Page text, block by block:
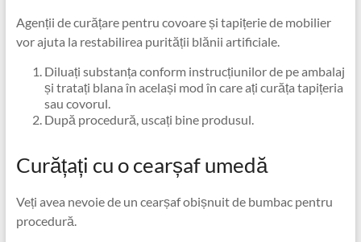
Agenții de curățare pentru covoare și tapițerie de mobilier
vor ajuta la restabilirea purității blănii artificiale.
Diluați substanța conform instrucțiunilor de pe ambalaj
și tratați blana în același mod în care ați curăța tapițeria
sau covorul.
După procedură, uscați bine produsul.
Curățați cu o cearșaf umedă
Veți avea nevoie de un cearșaf obișnuit de bumbac pentru
procedură.